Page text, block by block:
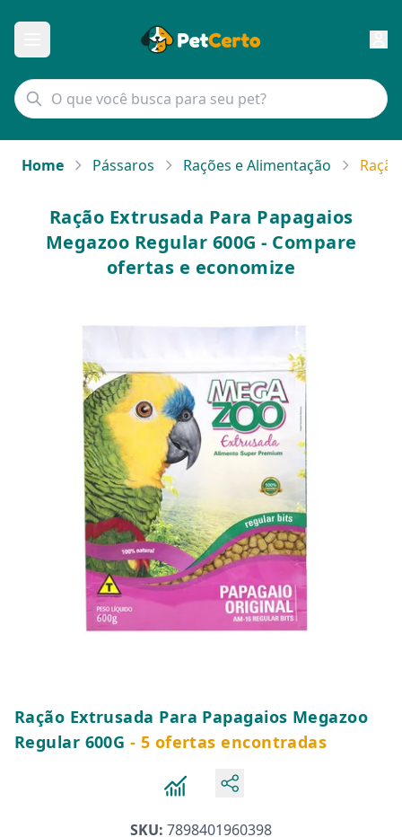
Home Pássaros Rações e Alimentação
Ração Extrusada Para Papagaios
Megazoo Regular 600G - Compare
ofertas e economize
Ração Extrusada Para Papagaios Megazoo
Regular 600G - 5 ofertas encontradas
SKU: 7898401960398